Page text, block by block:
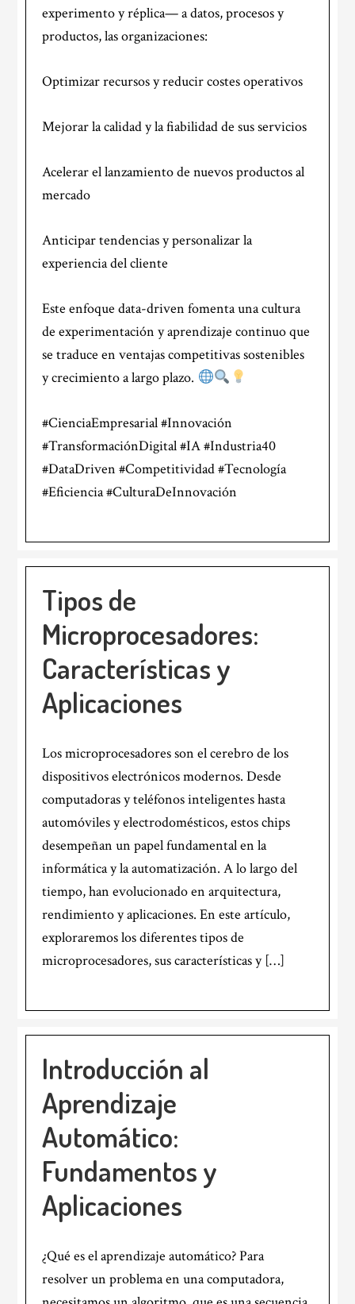
experimento y réplica— a datos, procesos y
productos, las organizaciones:
Optimizar recursos y reducir costes operativos
Mejorar la calidad y la fiabilidad de sus servicios
Acelerar el lanzamiento de nuevos productos al
mercado
Anticipar tendencias y personalizar la
experiencia del cliente
Este enfoque data-driven fomenta una cultura
de experimentación y aprendizaje continuo que
se traduce en ventajas competitivas sostenibles
y crecimiento a largo plazo.
#CienciaEmpresarial #Innovación
#TransformaciónDigital #IA #Industria40
#DataDriven #Competitividad #Tecnología
#Eficiencia #CulturaDeInnovación
Tipos de
Microprocesadores:
Características y
Aplicaciones
Los microprocesadores son el cerebro de los
dispositivos electrónicos modernos. Desde
computadoras y teléfonos inteligentes hasta
automóviles y electrodomésticos, estos chips
desempeñan un papel fundamental en la
informática y la automatización. A lo largo del
tiempo, han evolucionado en arquitectura,
rendimiento y aplicaciones. En este artículo,
exploraremos los diferentes tipos de
microprocesadores, sus características y […]
Introducción al
Aprendizaje
Automático:
Fundamentos y
Aplicaciones
¿Qué es el aprendizaje automático? Para
resolver un problema en una computadora,